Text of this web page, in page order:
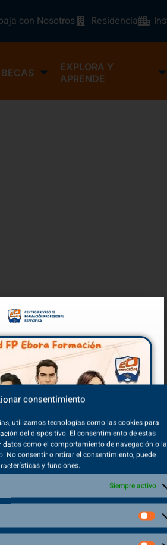
consentimiento
utilizamos tecnologías como las cookies para
del dispositivo. El consentimiento de estas
como el comportamiento de navegación o
No consentir o retirar el consentimiento, puede
y funciones.
Siempre activo
con Nosotros Residencia
BECAS
EXPLORA Y
APRENDE